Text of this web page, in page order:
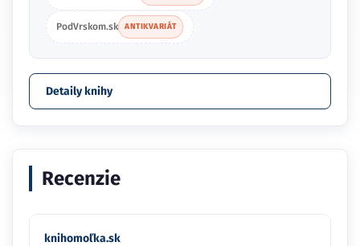
PodVrskom.sk ANTIKVARIÁT
Detaily knihy
Recenzie
knihomoľka.sk